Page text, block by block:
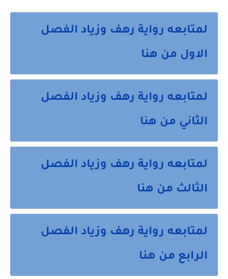
لمتابعه رواية رهف وزياد الفصل
الاول من هنا
لمتابعه رواية رهف وزياد الفصل
الثاني من هنا
لمتابعه رواية رهف وزياد الفصل
الثالث من هنا
لمتابعه رواية رهف وزياد الفصل
الرابع من هنا